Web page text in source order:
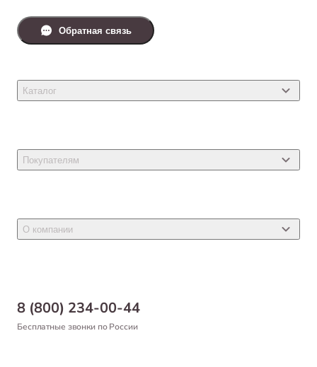
8 (800) 234-00-44
Бесплатные звонки по России
Каталог
Товары для собак
Товары для птиц
Покупателям
Новости
Самовывоз
Оформление заказа
О компании
Благотворительный фонд
Обратная связь